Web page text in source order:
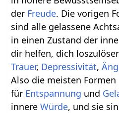
der Freude. Die vorigen
sind alle gelassene
in einen Zustand der
dir helfen, dich
Trauer, Depressivität,
Also die meisten
für Entspannung und
innereWürde, und sie